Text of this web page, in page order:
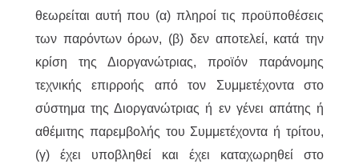
θεωρείται αυτή που (α) πληροί τις προϋποθέσεις
των παρόντων όρων, (β) δεν αποτελεί, κατά την
κρίση της Διοργανώτριας, προϊόν παράνομης
τεχνικής επιρροής από τον Συμμετέχοντα στο
σύστημα της Διοργανώτριας ή εν γένει απάτης ή
αθέμιτης παρεμβολής του Συμμετέχοντα ή τρίτου,
(γ) έχει υποβληθεί και έχει καταχωρηθεί στο